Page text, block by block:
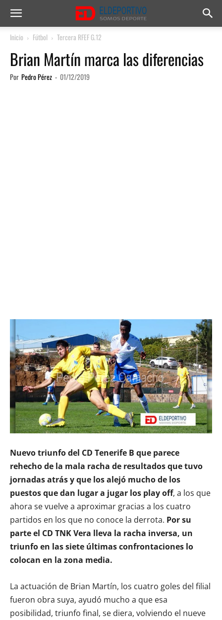
Inicio Fútbol Tercera RFEF G.12
Brian Martín marca las diferencias
Por Pedro Pérez - 01/12/2019
Nuevo triunfo del CD Tenerife B que parece
rehecho de la mala racha de resultados que tuvo
jornadas atrás y que los alejó mucho de los
puestos que dan lugar a jugar los play off, a los que
ahora se vuelve a aproximar gracias a los cuatro
partidos en los que no conoce la derrota. Por su
parte el CD TNK Vera lleva la racha inversa, un
triunfo en las siete últimas confrontaciones lo
colocan en la zona media.
La actuación de Brian Martín, los cuatro goles del filial
fueron obra suya, ayudó mucho a que esa
posibilidad, triunfo final, se diera, volviendo el nueve